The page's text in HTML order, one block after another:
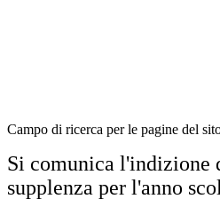
Campo di ricerca per le pagine del
Si comunica l'indizione
supplenza per l'anno